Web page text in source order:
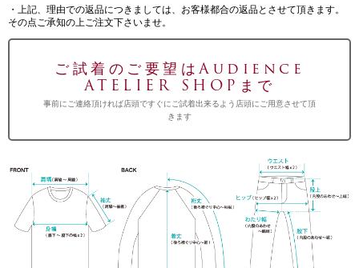
・上記、理由での返品につきましては、お客様都合の返品とさせて頂きます。
その点ご承知の上ご注文下さいませ。
ご試着のご要望はAudience
ATELIER SHOPまで
事前にご連絡頂ければ店頭ですぐにご試着出来るよう店頭にご用意させて頂
きます